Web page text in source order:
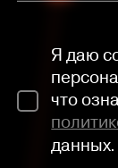
Я даю
что
данных.